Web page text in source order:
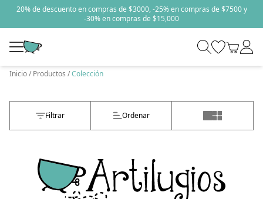
20% de descuento en compras de $3000, -25% en compras de $7500 y
-30% en compras de $15,000
Inicio Productos Colección
Filtrar Ordenar